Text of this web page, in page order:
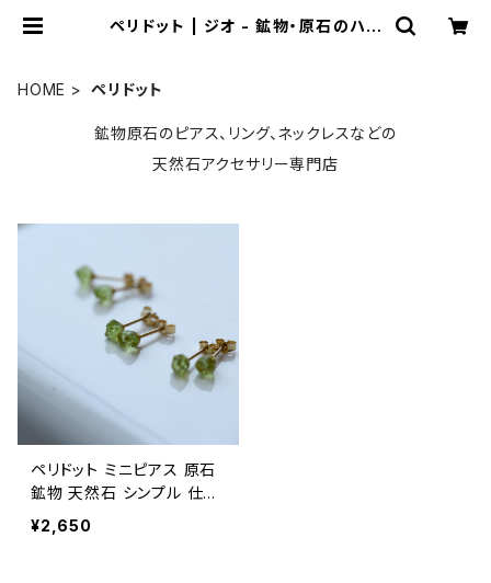
ペリドット | ジオ - 鉱物・原石のハン
HOME ペリドット
鉱物原石のピアス、リング、ネックレスなどの
天然石アクセサリー専門店
ペリドット ミニピアス 原石
鉱物 天然石 シンプル 仕事
オフィス 通勤 小さい アク
セサリー パワーストーン (N
¥2,650